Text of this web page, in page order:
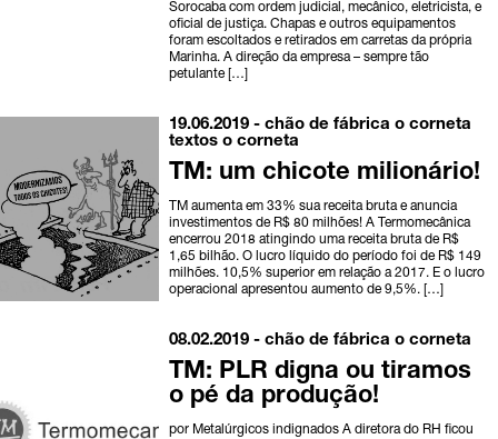
Sorocaba com ordem judicial, mecânico, eletricista, e
oficial de justiça. Chapas e outros equipamentos
foram escoltados e retirados em carretas da própria
Marinha. A direção da empresa – sempre tão
petulante […]
19.06.2019 -chão de fábrica o corneta
textos o corneta
TM: um chicote milionário!
TM aumenta em 33% sua receita bruta e anuncia
investimentos de R$ 80 milhões! A Termomecânica
encerrou 2018 atingindo uma receita bruta de R$
1,65 bilhão. O lucro líquido do período foi de R$ 149
milhões. 10,5% superior em relação a 2017. E o lucro
operacional apresentou aumento de 9,5%. […]
08.02.2019 -chão de fábrica o corneta
TM: PLR digna ou tiramos
o pé da produção!
por Metalúrgicos indignados A diretora do RH ficou